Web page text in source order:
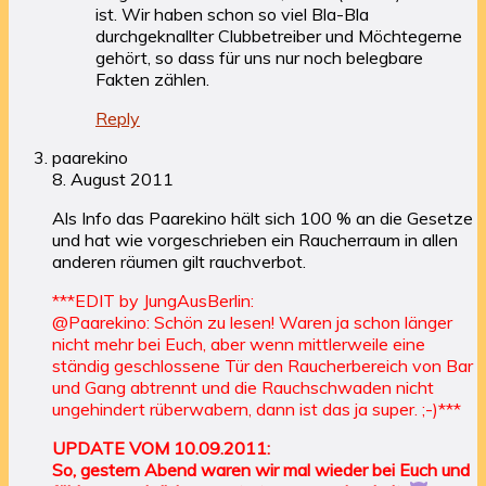
ist. Wir haben schon so viel Bla-Bla
durchgeknallter Clubbetreiber und Möchtegerne
gehört, so dass für uns nur noch belegbare
Fakten zählen.
Reply
paarekino
8. August 2011
Als Info das Paarekino hält sich 100 % an die Gesetze
und hat wie vorgeschrieben ein Raucherraum in allen
anderen räumen gilt rauchverbot.
***EDIT by JungAusBerlin:
@Paarekino: Schön zu lesen! Waren ja schon länger
nicht mehr bei Euch, aber wenn mittlerweile eine
ständig geschlossene Tür den Raucherbereich von Bar
und Gang abtrennt und die Rauchschwaden nicht
ungehindert rüberwabern, dann ist das ja super. ;-)***
UPDATE VOM 10.09.2011:
So, gestern Abend waren wir mal wieder bei Euch und